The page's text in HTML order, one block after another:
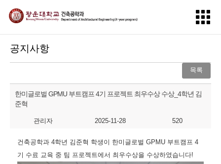
공지사항
목록
한미글로벌 GPMU 부트캠프 4기 프로젝트 최우수상 수상_4학년 김
준혁
관리자 2025-11-28 520
건축공학과 4학년 김준혁 학생이 한미글로벌 GPMU 부트캠프 4
기 수료 교육 중 팀 프로젝트에서 최우수상을 수상하였습니다!